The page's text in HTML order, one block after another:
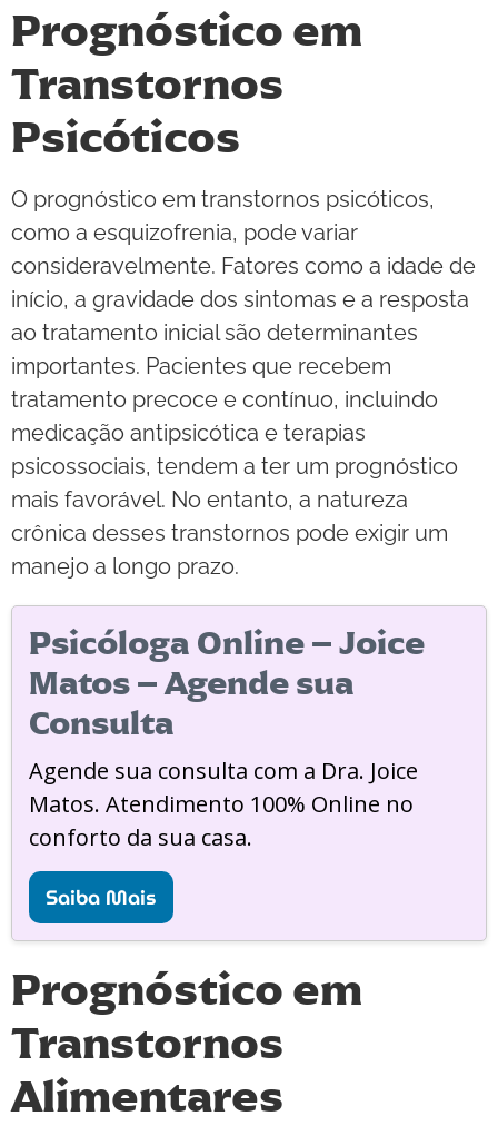
Prognóstico em
Transtornos
Psicóticos
O prognóstico em transtornos psicóticos,
como a esquizofrenia, pode variar
consideravelmente. Fatores como a idade de
início, a gravidade dos sintomas e a resposta
ao tratamento inicial são determinantes
importantes. Pacientes que recebem
tratamento precoce e contínuo, incluindo
medicação antipsicótica e terapias
psicossociais, tendem a ter um prognóstico
mais favorável. No entanto, a natureza
crônica desses transtornos pode exigir um
manejo a longo prazo.
Psicóloga Online – Joice
Matos – Agende sua
Consulta
Agende sua consulta com a Dra. Joice
Matos. Atendimento 100% Online no
conforto da sua casa.
Saiba Mais
Prognóstico em
Transtornos
Alimentares